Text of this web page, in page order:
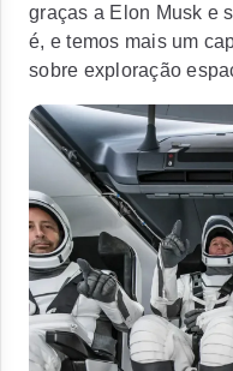
graças a Elon Musk e
é, e temos mais um
sobre exploração